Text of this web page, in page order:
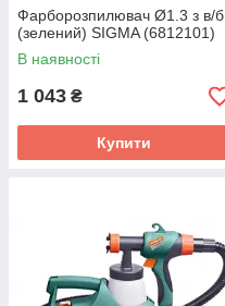
Фарборозпилювач Ø1.3 з в/б
(зелений) SIGMA (6812101)
В наявності
1 043 ₴
Купити